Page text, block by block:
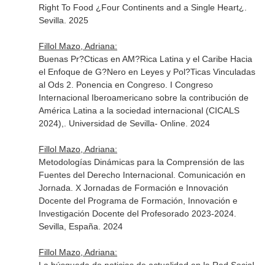
Right To Food ¿Four Continents and a Single Heart¿.
Sevilla. 2025
Fillol Mazo, Adriana:
Buenas Pr?Cticas en AM?Rica Latina y el Caribe Hacia
el Enfoque de G?Nero en Leyes y Pol?Ticas Vinculadas
al Ods 2. Ponencia en Congreso. I Congreso
Internacional Iberoamericano sobre la contribución de
América Latina a la sociedad internacional (CICALS
2024),. Universidad de Sevilla- Online. 2024
Fillol Mazo, Adriana:
Metodologías Dinámicas para la Comprensión de las
Fuentes del Derecho Internacional. Comunicación en
Jornada. X Jornadas de Formación e Innovación
Docente del Programa de Formación, Innovación e
Investigación Docente del Profesorado 2023-2024.
Sevilla, España. 2024
Fillol Mazo, Adriana: